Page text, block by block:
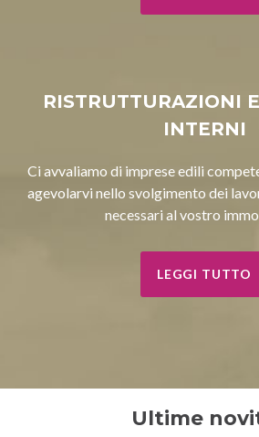
RISTRUTTURAZIONI
INTERNI
Ci avvaliamo di imprese edili
agevolarvi nello svolgimento dei
necessari al vostro
LEGGI TUTTO
Ultime